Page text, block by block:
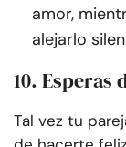
amor,
alejarlo
10. Esperas
Tal vez tu